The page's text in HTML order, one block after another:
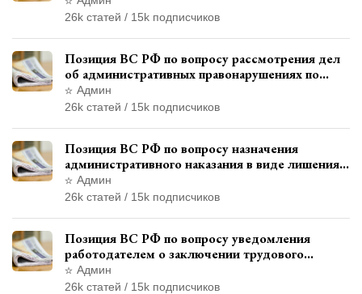
службы
26k статей / 15k подписчиков
Позиция ВС РФ по вопросу рассмотрения дел
об административных правонарушениях по
месту жительства и сроков давности
привлечения к ответственности
Админ
26k статей / 15k подписчиков
Позиция ВС РФ по вопросу назначения
административного наказания в виде лишения
права управления транспортными средствами
Админ
26k статей / 15k подписчиков
Позиция ВС РФ по вопросу уведомления
работодателем о заключении трудового
договора с бывшим государственным
служащим
Админ
26k статей / 15k подписчиков